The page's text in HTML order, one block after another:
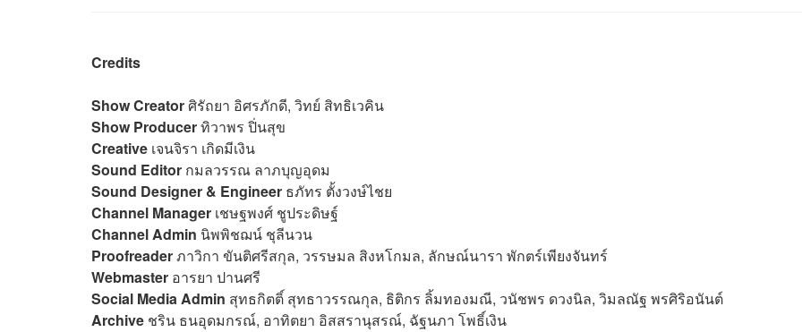
Credits
Show Creatorศิรัถยา อิศรภักดี, วิทย์ สิทธิเวคิน
Show Producerทิวาพร ปิ่นสุข
Creative เจนจิรา เกิดมีเงิน
Sound Editor กมลวรรณ ลาภบุญอุดม
Sound Designer & Engineer ธภัทร ตั้งวงษ์ไชย
Channel Manager เชษฐพงศ์ ชูประดิษฐ์
Channel Admin นิพพิชฌน์ ชุลีนวน
Proofreaderภาวิกา ขันติศรีสกุล, วรรษมล สิงหโกมล, ลักษณ์นารา พักตร์เพียงจันทร์
Webmaster อารยา ปานศรี
Social Media Admin สุทธกิตติ์​ สุทธาวรรณกุล, ธิติกร ลิ้มทองมณี, วนัชพร ดวงนิล, วิมลณัฐ พรศิริอนันต์
Archive ชริน ธนอุดมกรณ์, อาทิตยา อิสสรานุสรณ์, ฉัฐนภา โพธิ์เงิน